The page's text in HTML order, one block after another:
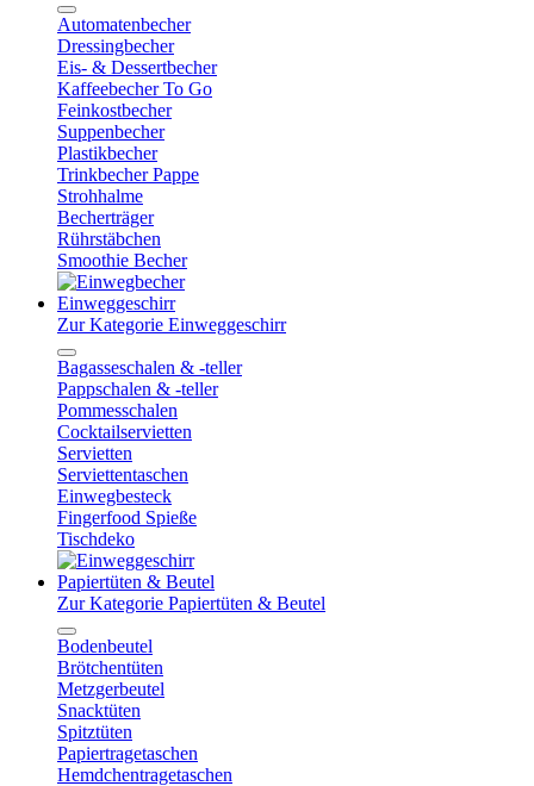
Automatenbecher
Dressingbecher
Eis- & Dessertbecher
Kaffeebecher To Go
Feinkostbecher
Suppenbecher
Plastikbecher
Trinkbecher Pappe
Strohhalme
Becherträger
Rührstäbchen
Smoothie Becher
Einweggeschirr
Zur Kategorie Einweggeschirr
Bagasseschalen & -teller
Pappschalen & -teller
Pommesschalen
Cocktailservietten
Servietten
Serviettentaschen
Einwegbesteck
Fingerfood Spieße
Tischdeko
Papiertüten & Beutel
Zur Kategorie Papiertüten & Beutel
Bodenbeutel
Brötchentüten
Metzgerbeutel
Snacktüten
Spitztüten
Papiertragetaschen
Hemdchentragetaschen